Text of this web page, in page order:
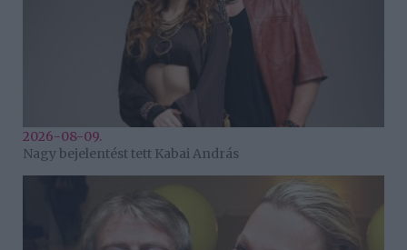
2026-08-09.
Nagy bejelentést tett Kabai András